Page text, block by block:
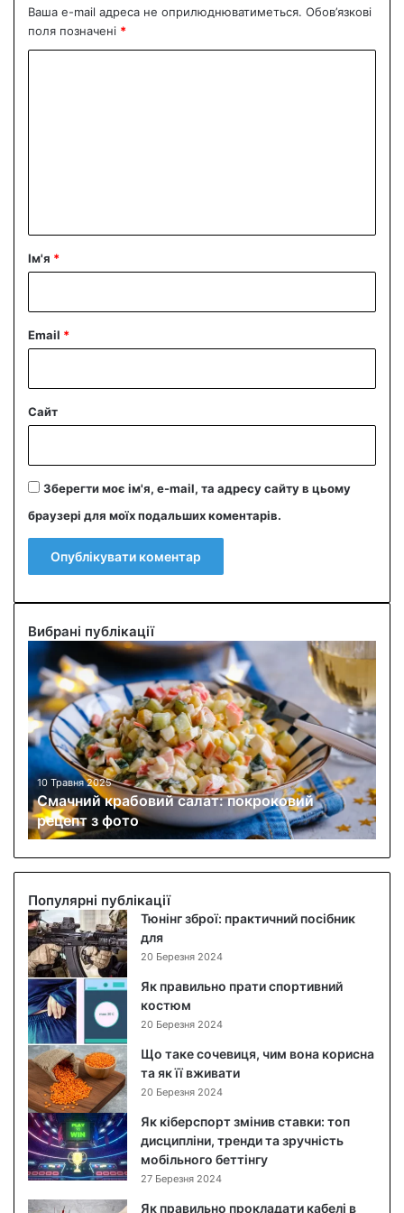
Ваша e-mail адреса не оприлюднюватиметься. Обов’язкові
поля позначені *
рІм'я *
Email *
Сайт
Зберегти моє ім'я, e-mail, та адресу сайту в цьому
браузері для моїх подальших коментарів.
Вибрані публікації
С
м
ч
н
и
й
к
р
а
б
о
в
и
й
с
а
л
а
т
:
п
о
к
р
о
к
о
в
и
10 Травня 2025
Смачний крабовий салат: покроковий
рецепт з фото
Популярні публікації
Тюнінг зброї: практичний посібник
для
20 Березня 2024
Як правильно прати спортивний
костюм
20 Березня 2024
Що таке сочевиця, чим вона корисна
та як її вживати
20 Березня 2024
Як кіберспорт змінив ставки: топ
дисципліни, тренди та зручність
мобільного беттінгу
27 Березня 2024
Як правильно прокладати кабелі в